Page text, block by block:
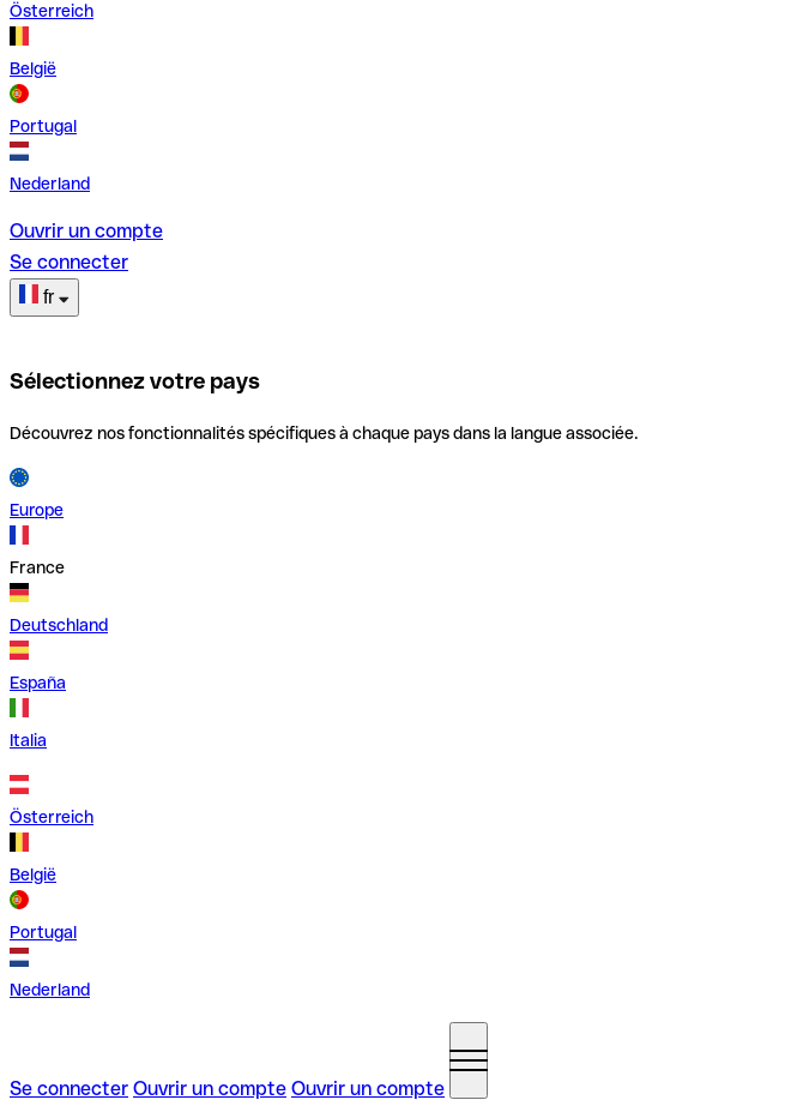
Österreich
België
Portugal
Nederland
Ouvrir un compte
Se connecter
fr
Sélectionnez votre pays
Découvrez nos fonctionnalités spécifiques à chaque pays dans la langue associée.
Europe
France
Deutschland
España
Italia
Österreich
België
Portugal
Nederland
Se connecter Ouvrir un compte Ouvrir un compte